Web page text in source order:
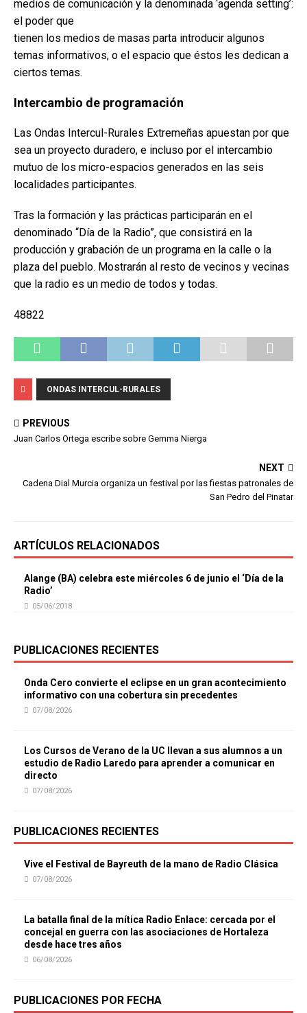
medios de comunicación y la denominada ‘agenda setting’:
el poder que
tienen los medios de masas parta introducir algunos
temas informativos, o el espacio que éstos les dedican a
ciertos temas.
Intercambio de programación
Las Ondas Intercul-Rurales Extremeñas apuestan por que
sea un proyecto duradero, e incluso por el intercambio
mutuo de los micro-espacios generados en las seis
localidades participantes.
Tras la formación y las prácticas participarán en el
denominado “Día de la Radio”, que consistirá en la
producción y grabación de un programa en la calle o la
plaza del pueblo. Mostrarán al resto de vecinos y vecinas
que la radio es un medio de todos y todas.
48822
ONDAS INTERCUL-RURALES
PREVIOUS
Juan Carlos Ortega escribe sobre Gemma Nierga
NEXT
Cadena Dial Murcia organiza un festival por las fiestas patronales de
San Pedro del Pinatar
ARTÍCULOS RELACIONADOS
Alange (BA) celebra este miércoles 6 de junio el ‘Día de la
Radio’
05/06/2018
PUBLICACIONES RECIENTES
Onda Cero convierte el eclipse en un gran acontecimiento
informativo con una cobertura sin precedentes
07/08/2026
Los Cursos de Verano de la UC llevan a sus alumnos a un
estudio de Radio Laredo para aprender a comunicar en
directo
07/08/2026
PUBLICACIONES RECIENTES
Vive el Festival de Bayreuth de la mano de Radio Clásica
07/08/2026
La batalla final de la mítica Radio Enlace: cercada por el
concejal en guerra con las asociaciones de Hortaleza
desde hace tres años
06/08/2026
PUBLICACIONES POR FECHA